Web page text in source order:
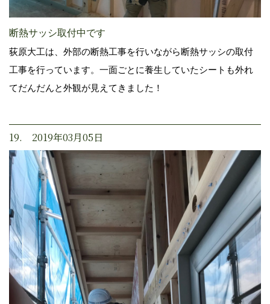
断熱サッシ取付中です
荻原大工は、外部の断熱工事を行いながら断熱サッシの取付
工事を行っています。一面ごとに養生していたシートも外れ
てだんだんと外観が見えてきました！
19. 2019年03月05日